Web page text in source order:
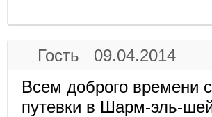
Гость 09.04.2014
Всем доброго времени
путевки в Шарм-эль-